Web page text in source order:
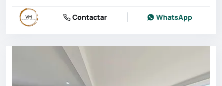
Contactar WhatsApp